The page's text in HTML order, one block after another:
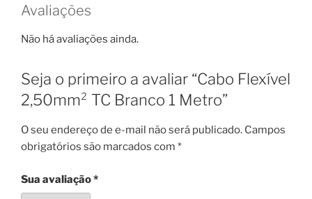
Avaliações
Não há avaliações ainda.
Seja o primeiro a avaliar “Cabo Flexível
2,50mm² TC Branco 1 Metro”
O seu endereço de e-mail não será publicado. Campos
obrigatórios são marcados com *
Sua avaliação*